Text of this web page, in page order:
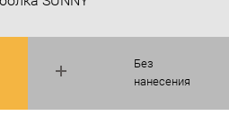
Без
нанесения